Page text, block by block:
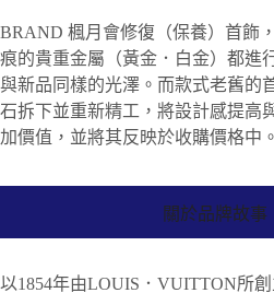
BRAND 楓月會修復（保養）首飾
痕的貴重金屬（黃金．白金）都進
與新品同樣的光澤。而款式老舊的
石拆下並重新精工，將設計感提高
加價值，並將其反映於收購價格中
關於品牌故事
以1854年由LOUIS．VUITTON所創